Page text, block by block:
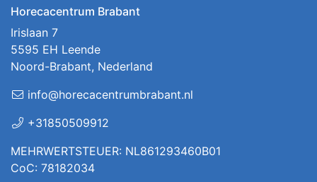
Horecacentrum Brabant
Irislaan 7
5595 EH Leende
Noord-Brabant, Nederland
info@horecacentrumbrabant.nl
+31850509912
MEHRWERTSTEUER: NL861293460B01
CoC: 78182034